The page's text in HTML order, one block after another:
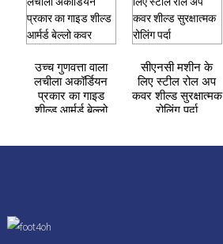
उच्च गुणवत्ता वाला
लचीला अकॉर्डियन
प्रकार का गाइड
शील्ड आर्मर्ड बेल्लो
सीएनसी मशीन के
लिए स्टील रोल अप
कवर शील्ड सुरक्षात्मक
रोलिंग पर्दा